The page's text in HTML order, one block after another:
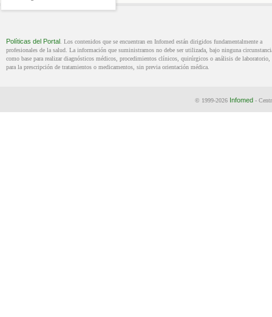
Políticas del Portal . Los contenidos que se encuentran en Infomed están dirigidos fundamentalmente a
profesionales de la salud. La información que suministramos no debe ser utilizada, bajo ninguna
como base para realizar diagnósticos médicos, procedimientos clínicos, quirúrgicos o análisis de laboratorio,
para la prescripción de tratamientos o medicamentos, sin previa orientación médica.
© 1999-2026 Infomed -